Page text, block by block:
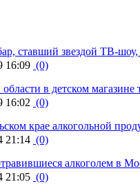
ставший звездой ТВ-шоу,
16:09 (0)
в детском магазине
16:02 (0)
крае алкогольной
21:14 (0)
алкоголем в
21:05 (0)